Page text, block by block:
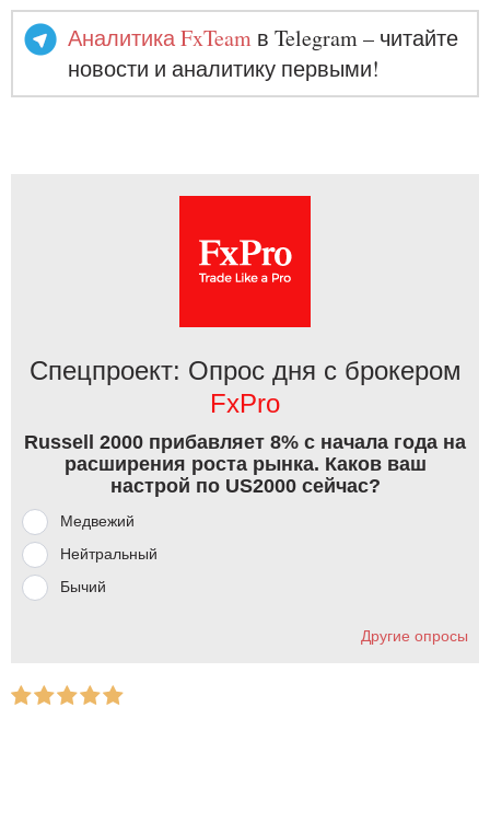
Аналитика FxTeam в Telegram – читайте
новости и аналитику первыми!
Спецпроект: Опрос дня с брокером
FxPro
Russell 2000 прибавляет 8% с начала года на
расширения роста рынка. Каков ваш
настрой по US2000 сейчас?
Медвежий
Нейтральный
Бычий
Другие опросы